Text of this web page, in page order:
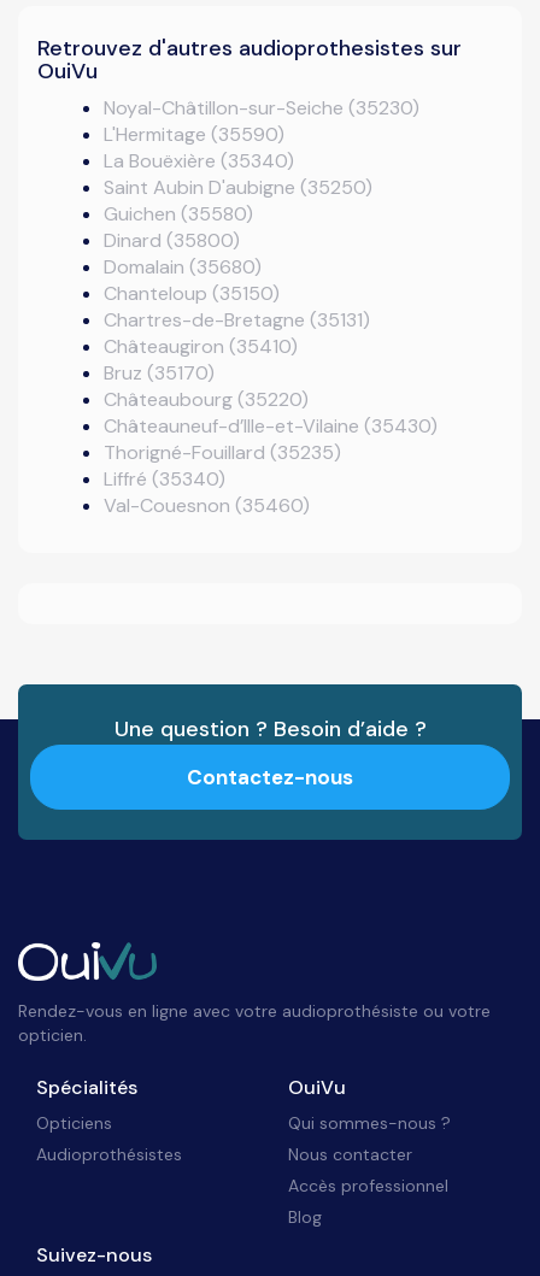
Retrouvez d'autres audioprothesistes sur
OuiVu
Noyal-Châtillon-sur-Seiche (35230)
L'Hermitage (35590)
La Bouëxière (35340)
Saint Aubin D'aubigne (35250)
Guichen (35580)
Dinard (35800)
Domalain (35680)
Chanteloup (35150)
Chartres-de-Bretagne (35131)
Châteaugiron (35410)
Bruz (35170)
Châteaubourg (35220)
Châteauneuf-d’Ille-et-Vilaine (35430)
Thorigné-Fouillard (35235)
Liffré (35340)
Val-Couesnon (35460)
Une question ? Besoin d’aide ?
Contactez-nous
Rendez-vous en ligne avec votre audioprothésiste ou votre
opticien.
Spécialités
Opticiens
Audioprothésistes
OuiVu
Qui sommes-nous ?
Nous contacter
Accès professionnel
Blog
Suivez-nous